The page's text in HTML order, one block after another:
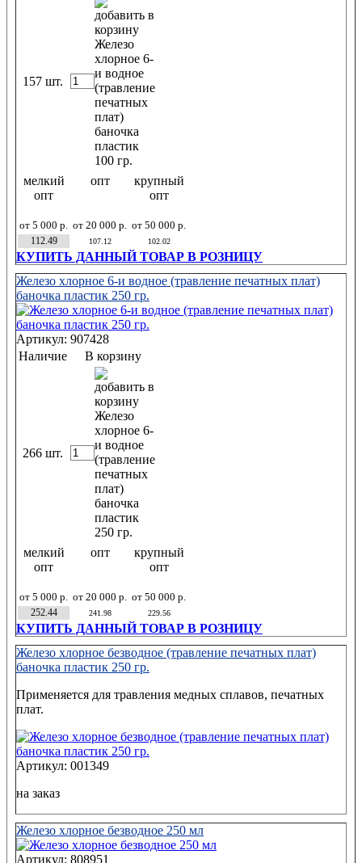
157 шт.
мелкий
опт
от 5 000 р.
опт
от 20 000 р.
крупный
опт
от 50 000 р.
112.49
107.12 102.02
КУПИТЬ ДАННЫЙ ТОВАР В РОЗНИЦУ
Железо хлорное 6-и водное (травление печатных плат)
баночка пластик 250 гр.
Артикул: 907428
Наличие
В корзину
266 шт.
мелкий
опт
от 5 000 р.
опт
от 20 000 р.
крупный
опт
от 50 000 р.
252.44
241.98 229.56
КУПИТЬ ДАННЫЙ ТОВАР В РОЗНИЦУ
Железо хлорное безводное (травление печатных плат)
баночка пластик 250 гр.
Применяется для травления медных сплавов, печатных
плат.
Артикул: 001349
на заказ
Железо хлорное безводное 250 мл
Артикул: 808951